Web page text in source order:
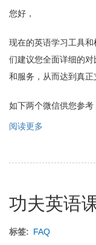
您好，
现在的英语学习工具
们建议您全面详细的
和服务，从而达到真正
如下两个微信供您参考
阅读更多
在
英
语
工
功夫英语
标签 FAQ